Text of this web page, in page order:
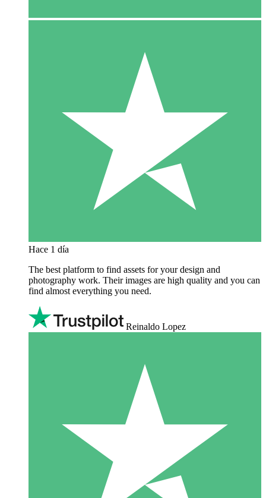
Hace 1 día
The best platform to find assets for your design and
photography work. Their images are high quality and you can
find almost everything you need.
Reinaldo Lopez